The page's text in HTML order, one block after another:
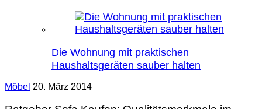
Die Wohnung mit praktischen
Haushaltsgeräten sauber halten
Möbel 20. März 2014